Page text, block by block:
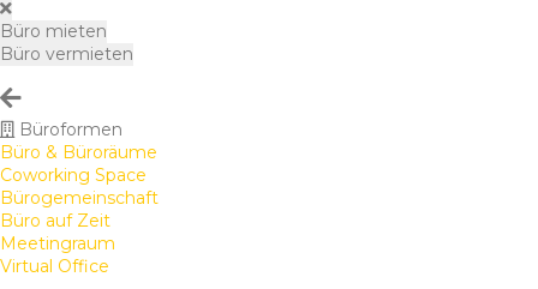
Büro mieten
Büro vermieten
Büroformen
Büro & Büroräume
Coworking Space
Bürogemeinschaft
Büro auf Zeit
Meetingraum
Virtual Office